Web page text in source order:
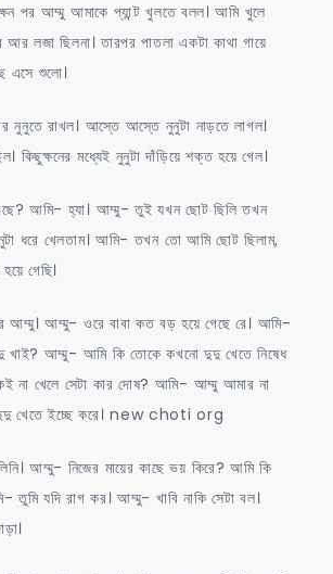
পর আম্মু আমাকে প্যান্ট খুলতে বলল। আমি খুলে
লজা ছিলনা। তারপর পাতলা একটা কাথা গায়ে
এসে শুলো।
নুনুতে রাখল। আস্তে আস্তে নুনুটা নাড়তে লাগল।
কিছুক্ষনের মধ্যেই নুনুটা দাঁড়িয়ে শক্ত হয়ে গেল।
আমি- হ্যা। আম্মু- তুই যখন ছোট ছিলি তখন
ধরে খেলতাম। আমি- তখন তো আমি ছোট ছিলাম,
গেছি।
আম্মু। আম্মু- ওরে বাবা কত বড় হয়ে গেছে রে। আমি-
আম্মু- আমি কি তোকে কখনো দুদু খেতে নিষেধ
না খেলে সেটা কার দোষ? আমি- আম্মু আমার না
খেতে ইচ্ছে করে। new choti org
আম্মু- নিজের মায়ের কাছে ভয় কিরে? আমি কি
তুমি যদি রাগ কর। আম্মু- খাবি নাকি সেটা বল।